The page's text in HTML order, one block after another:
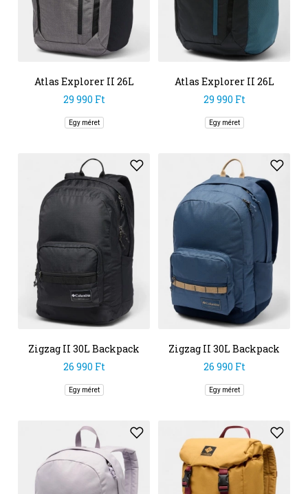
Atlas Explorer II 26L
Backpack
29 990 Ft
Egy méret
Atlas Explorer II 26L
Backpack
29 990 Ft
Egy méret
Zigzag II 30L Backpack
26 990 Ft
Egy méret
Zigzag II 30L Backpack
26 990 Ft
Egy méret